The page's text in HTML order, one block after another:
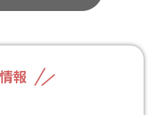
報